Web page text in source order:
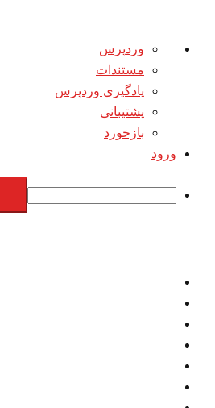
درباره
وردپرس
وردپرس
مستندات
یادگیری وردپرس
پشتیبانی
بازخورد
ورود